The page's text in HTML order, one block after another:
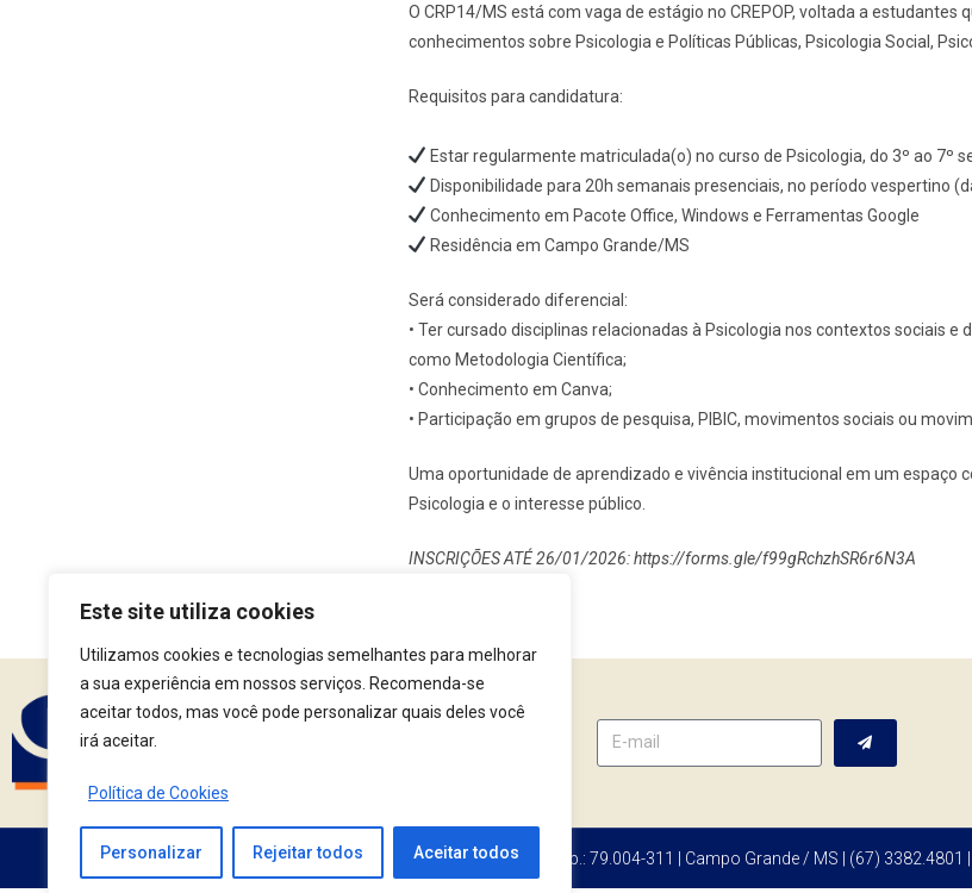
Este site utiliza cookies
Utilizamos cookies e tecnologias semelhantes para melhorar
a sua experiência em nossos serviços. Recomenda-se
aceitar todos, mas você pode personalizar quais deles você
irá aceitar.
Política de Cookies
Personalizar Rejeitar todos Aceitar todos
O CRP14/MS está com vaga de estágio no CREPOP, voltada a estudantes
conhecimentos sobre Psicologia e Políticas Públicas, Psicologia Social,
Requisitos para candidatura:
Estar regularmente matriculada(o) no curso de Psicologia, do 3º ao 7º
Disponibilidade para 20h semanais presenciais, no período vespertino
Conhecimento em Pacote Office, Windows e Ferramentas Google
Residência em Campo Grande/MS
Será considerado diferencial:
• Ter cursado disciplinas relacionadas à Psicologia nos contextos sociais e
como Metodologia Científica;
• Conhecimento em Canva;
• Participação em grupos de pesquisa, PIBIC, movimentos sociais ou
Uma oportunidade de aprendizado e vivência institucional em um espaço
Psicologia e o interesse público.
INSCRIÇÕES ATÉ 26/01/2026: https://forms.gle/f99gRchzhSR6r6N3A
Av. Fernando Corrêa da Costa, 2044 | Cep.: 79.004-311 | Campo Grande / MS | (67) 3382.4801